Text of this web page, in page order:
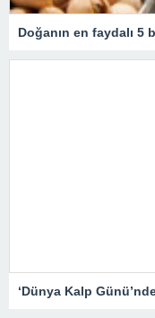
Doğanın en faydalı 5
‘Dünya Kalp